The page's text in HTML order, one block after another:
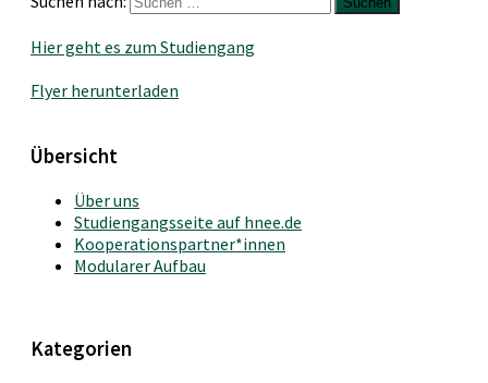
Hier geht es zum Studiengang
Flyer herunterladen
Übersicht
Über uns
Studiengangsseite auf hnee.de
Kooperationspartner*innen
Modularer Aufbau
Kategorien